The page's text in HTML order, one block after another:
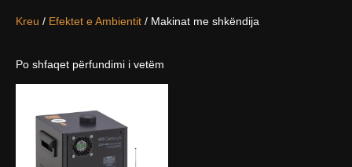
Kreu / Efektet e Ambientit / Makinat me shkëndija
Po shfaqet përfundimi i vetëm